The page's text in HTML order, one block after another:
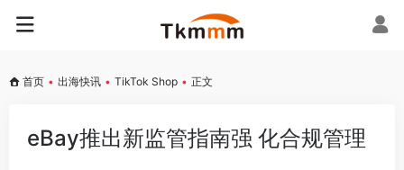
首页 • 出海快讯 • TikTok Shop • 正文
eBay推出新监管指南强 化合规管理